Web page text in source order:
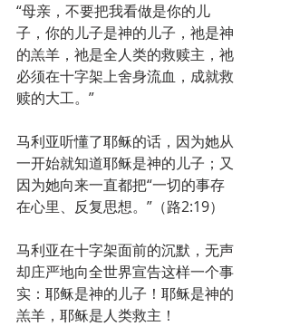
“母亲，不要把我看做是你的儿
子，你的儿子是神的儿子，祂是神
的羔羊，祂是全人类的救赎主，祂
必须在十字架上舍身流血，成就救
赎的大工。”
马利亚听懂了耶稣的话，因为她从
一开始就知道耶稣是神的儿子；又
因为她向来一直都把“一切的事存
在心里、反复思想。”（路2:19）
马利亚在十字架面前的沉默，无声
却庄严地向全世界宣告这样一个事
实：耶稣是神的儿子！耶稣是神的
羔羊，耶稣是人类救主！